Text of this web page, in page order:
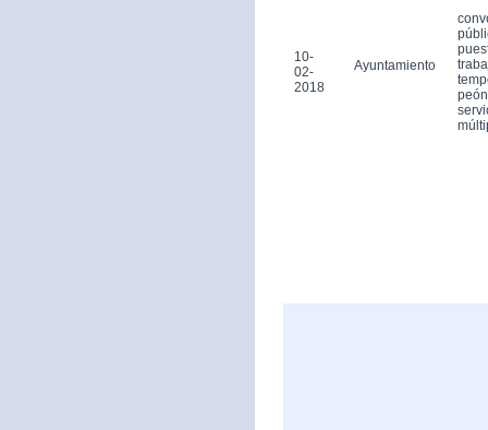
10-
02-
2018
Ayuntamiento